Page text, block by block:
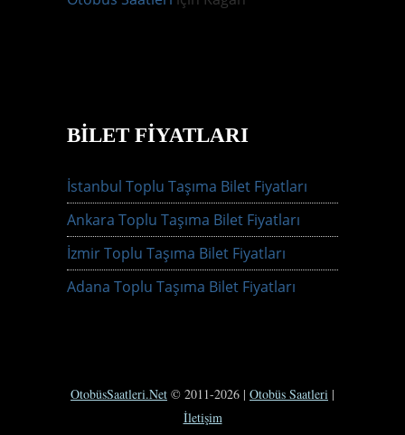
BILET FIYATLARI
İstanbul Toplu Taşıma Bilet Fiyatları
Ankara Toplu Taşıma Bilet Fiyatları
İzmir Toplu Taşıma Bilet Fiyatları
Adana Toplu Taşıma Bilet Fiyatları
OtobüsSaatleri.Net © 2011-2026 | Otobüs Saatleri |
İletişim